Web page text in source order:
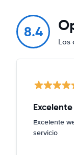
8.4
Los
Excelente
servicio